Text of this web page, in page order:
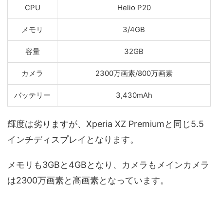
CPU Helio P20
メモリ 3/4GB
容量 32GB
カメラ 2300万画素/800万画素
バッテリー 3,430mAh
輝度は劣りますが、Xperia XZ Premiumと同じ5.5
インチディスプレイとなります。
メモリも3GBと4GBとなり、カメラもメインカメラ
は2300万画素と高画素となっています。